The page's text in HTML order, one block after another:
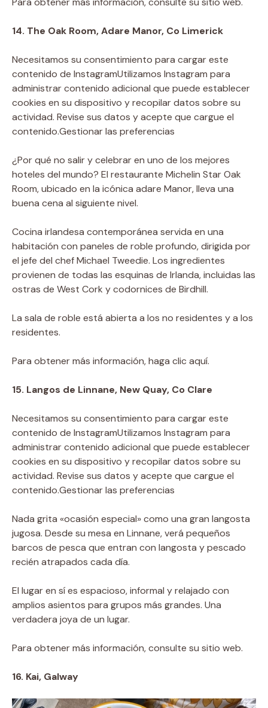
14. The Oak Room, Adare Manor, Co Limerick
Necesitamos su consentimiento para cargar este
contenido de InstagramUtilizamos Instagram para
administrar contenido adicional que puede establecer
cookies en su dispositivo y recopilar datos sobre su
actividad. Revise sus datos y acepte que cargue el
contenido.Gestionar las preferencias
¿Por qué no salir y celebrar en uno de los mejores
hoteles del mundo? El restaurante Michelin Star Oak
Room, ubicado en la icónica adare Manor, lleva una
buena cena al siguiente nivel.
Cocina irlandesa contemporánea servida en una
habitación con paneles de roble profundo, dirigida por
el jefe del chef Michael Tweedie. Los ingredientes
provienen de todas las esquinas de Irlanda, incluidas las
ostras de West Cork y codornices de Birdhill.
La sala de roble está abierta a los no residentes y a los
residentes.
Para obtener más información, haga clic aquí.
15. Langos de Linnane, New Quay, Co Clare
Necesitamos su consentimiento para cargar este
contenido de InstagramUtilizamos Instagram para
administrar contenido adicional que puede establecer
cookies en su dispositivo y recopilar datos sobre su
actividad. Revise sus datos y acepte que cargue el
contenido.Gestionar las preferencias
Nada grita «ocasión especial» como una gran langosta
jugosa. Desde su mesa en Linnane, verá pequeños
barcos de pesca que entran con langosta y pescado
recién atrapados cada día.
El lugar en sí es espacioso, informal y relajado con
amplios asientos para grupos más grandes. Una
verdadera joya de un lugar.
Para obtener más información, consulte su sitio web.
16. Kai, Galway